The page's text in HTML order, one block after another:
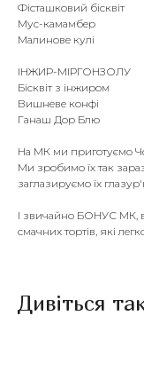
Фісташковий бісквіт
Мус-камамбер
Малинове кулі
ІНЖИР-МІРГОНЗОЛУ
Бісквіт з інжиром
Вишневе конфі
Ганаш Дор Блю
На МК ми приготуємо
Ми зробимо їх так
заглазируємо їх
І звичайно БОНУС МК,
смачних тортів, які
Дивіться